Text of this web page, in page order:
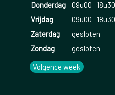
Donderdag
09u00
18u30
Vrijdag
09u00
18u30
Zaterdag
gesloten
Zondag
gesloten
Volgende week